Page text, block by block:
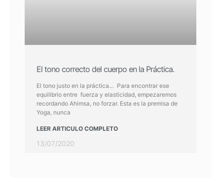
El tono correcto del cuerpo en la Práctica.
El tono justo en la práctica… Para encontrar ese
equilibrio entre fuerza y elasticidad, empezaremos
recordando Ahimsa, no forzar. Esta es la premisa de
Yoga, nunca
LEER ARTICULO COMPLETO
13/07/2020